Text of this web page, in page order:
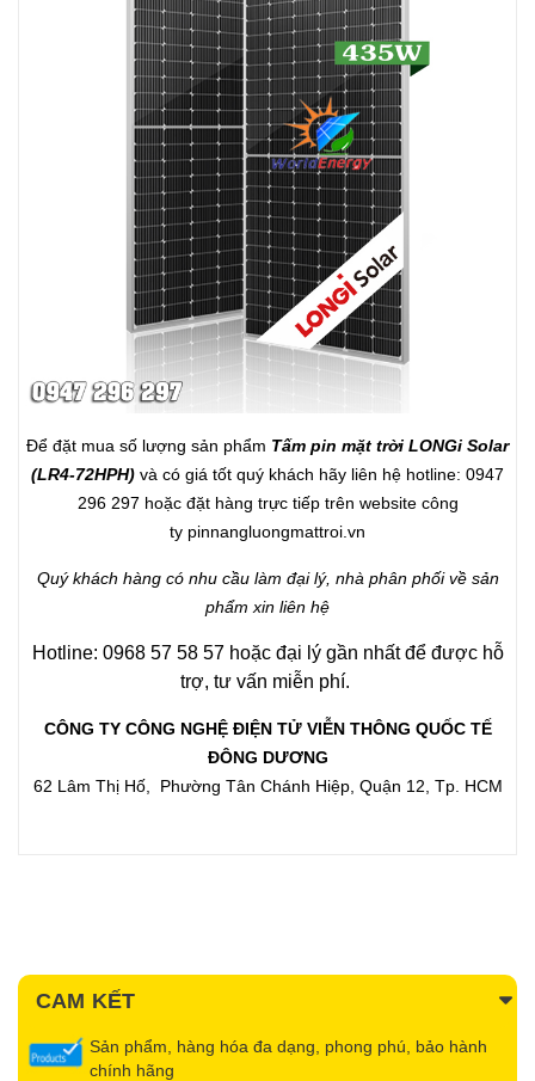
Để đặt mua số lượng sản phẩm Tấm pin mặt trời LONGi Solar
(LR4-72HPH) và có giá tốt quý khách hãy liên hệ hotline: 0947
296 297 hoặc đặt hàng trực tiếp trên website công
ty pinnangluongmattroi.vn
Quý khách hàng có nhu cầu làm đại lý, nhà phân phối về sản
phẩm xin liên hệ
Hotline: 0968 57 58 57 hoặc đại lý gần nhất để được hỗ
trợ, tư vấn miễn phí.
CÔNG TY CÔNG NGHỆ ĐIỆN TỬ VIỄN THÔNG QUỐC TẾ
ĐÔNG DƯƠNG
62 Lâm Thị Hố, Phường Tân Chánh Hiệp, Quận 12, Tp. HCM
CAM KẾT
Sản phẩm, hàng hóa đa dạng, phong phú, bảo hành
chính hãng